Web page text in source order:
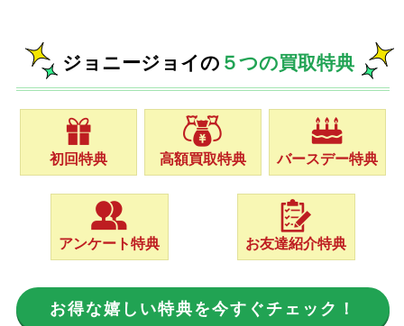
ジョニージョイの ５つの買取特典
初回特典 高額買取特典 バースデー特典
アンケート特典 お友達紹介特典
お得な嬉しい特典を今すぐチェック！